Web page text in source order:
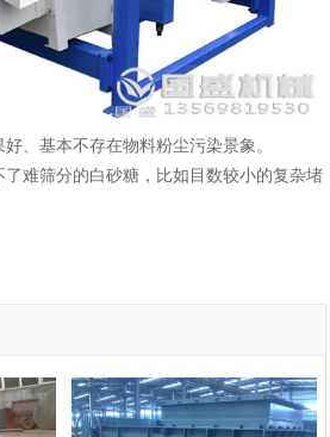
、基本不存在物料粉尘污染景象。
难筛分的白砂糖，比如目数较小的复杂堵